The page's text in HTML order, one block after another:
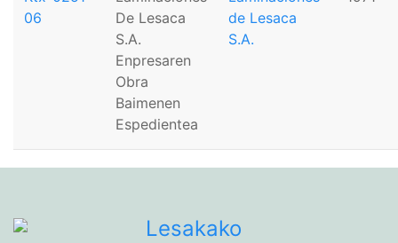
06
De Lesaca
S.A.
Enpresaren
Obra
Baimenen
Espedientea
de Lesaca
S.A.
Lesakako